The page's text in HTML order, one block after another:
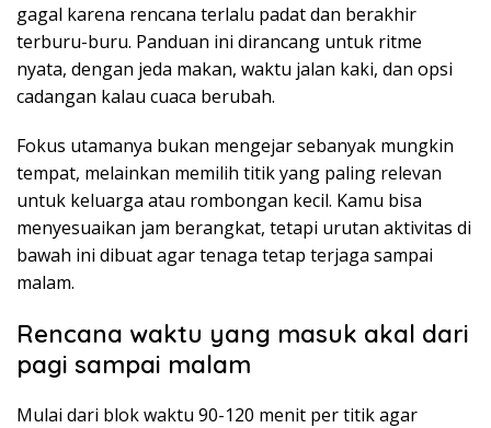
gagal karena rencana terlalu padat dan berakhir
terburu-buru. Panduan ini dirancang untuk ritme
nyata, dengan jeda makan, waktu jalan kaki, dan opsi
cadangan kalau cuaca berubah.
Fokus utamanya bukan mengejar sebanyak mungkin
tempat, melainkan memilih titik yang paling relevan
untuk keluarga atau rombongan kecil. Kamu bisa
menyesuaikan jam berangkat, tetapi urutan aktivitas di
bawah ini dibuat agar tenaga tetap terjaga sampai
malam.
Rencana waktu yang masuk akal dari
pagi sampai malam
Mulai dari blok waktu 90-120 menit per titik agar